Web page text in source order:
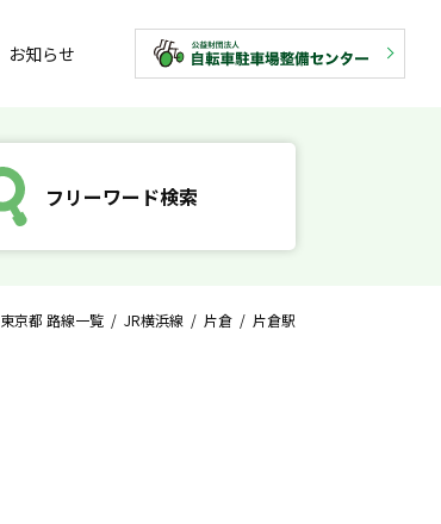
お知らせ
フリーワード検索
東京都 路線一覧 / JR横浜線 / 片倉 / 片倉駅